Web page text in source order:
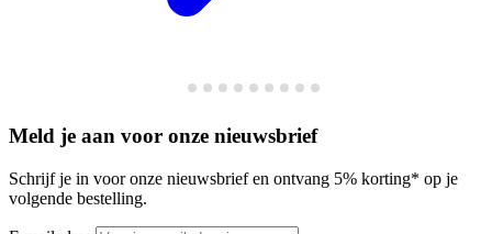
Meld je aan voor onze nieuwsbrief
Schrijf je in voor onze nieuwsbrief en ontvang 5% korting* op je
volgende bestelling.